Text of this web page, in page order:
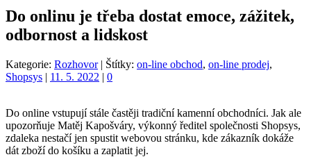
Do onlinu je třeba dostat emoce, zážitek,
odbornost a lidskost
Kategorie: Rozhovor | Štítky: on-line obchod, on-line prodej,
Shopsys | 11. 5. 2022 | 0
Do online vstupují stále častěji tradiční kamenní obchodníci. Jak ale
upozorňuje Matěj Kapošváry, výkonný ředitel společnosti Shopsys,
zdaleka nestačí jen spustit webovou stránku, kde zákazník dokáže
dát zboží do košíku a zaplatit jej.